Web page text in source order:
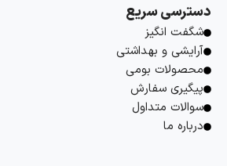
دسترسی سریع
شگفت انگیز
آرایشی و بهداشتی
محصولات بومی
پیگیری سفارش
سوالات متداول
درباره ما